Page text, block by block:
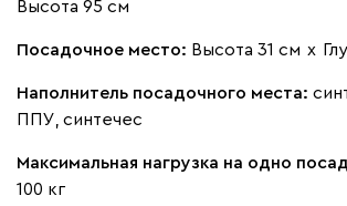
Высота 95 см
Посадочное место: Высота 31 см х
Наполнитель посадочного места:
ППУ, синтечес
Максимальная нагрузка на одно
100 кг